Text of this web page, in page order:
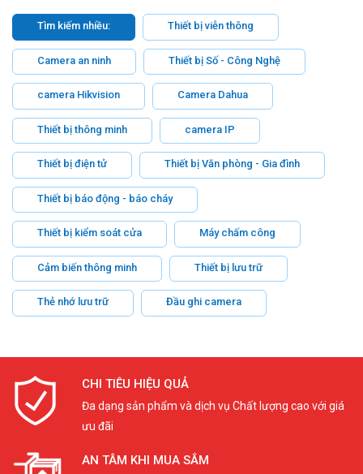
Tìm kiếm nhiều: Thiết bị viễn thông
Camera an ninh Thiết bị Số - Công Nghệ
camera Hikvision Camera Dahua
Thiết bị thông minh camera IP
Thiết bị điện tử Thiết bị Văn phòng - Gia đình
Thiết bị báo động - báo cháy
Thiết bị kiểm soát cửa Máy chấm công
Cảm biến thông minh Thiết bị lưu trữ
Thẻ nhớ lưu trữ Đầu ghi camera
CHI TIÊU HIỆU QUẢ
Đa dạng sản phẩm và dịch vụ Chất lượng cao với giá
ưu đãi
AN TÂM KHI MUA SẮM